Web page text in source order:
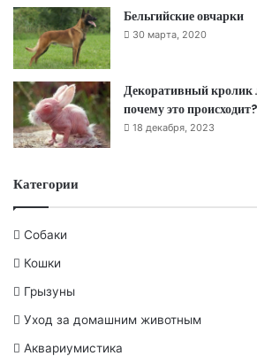
Бельгийские овчарки
30 марта, 2020
Декоративный кролик
почему это происходит?
18 декабря, 2023
Категории
Собаки
Кошки
Грызуны
Уход за домашним животным
Аквариумистика